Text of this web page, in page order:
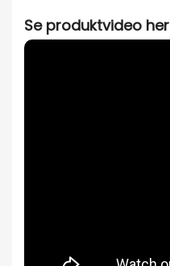
Se produktvideo her